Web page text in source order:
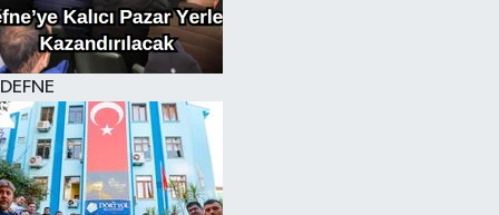
DEFNE